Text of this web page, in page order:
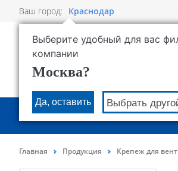
Ваш город: Краснодар
Выберите удобный для вас
компании
Москва?
Да, оставить Выбрать
О КОМПАНИИ
Главная Продукция Крепеж для